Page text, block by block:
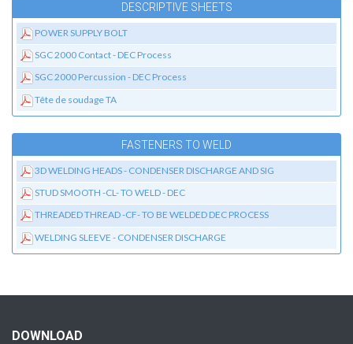
DESCRIPTIVE SHEETS
POWER SUPPLY BOLT
SGC 2000 Contact - DEC Process
SGC 2000 Percussion - DEC Process
Tête de soudage TA
FASTENERS TO WELD
3D WELDING HEADS - CONDENSER DISCHARGE AND SIG
STUD SMOOTH -CL- TO WELD - DEC
THREADED THREAD -CF- TO BE WELDED DEC PROCESS
WELDING SLEEVE - CONDENSER DISCHARGE
DOWNLOAD